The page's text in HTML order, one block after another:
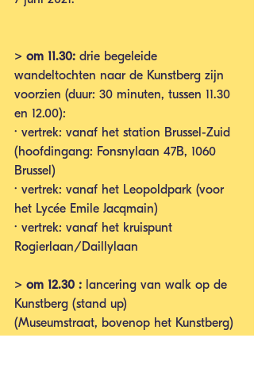
> om 11.30: drie begeleide
wandeltochten naar de Kunstberg zijn
voorzien (duur: 30 minuten, tussen 11.30
en 12.00):
· vertrek: vanaf het station Brussel-Zuid
(hoofdingang: Fonsnylaan 47B, 1060
Brussel)
· vertrek: vanaf het Leopoldpark (voor
het Lycée Emile Jacqmain)
· vertrek: vanaf het kruispunt
Rogierlaan/Daillylaan
> om 12.30 : lancering van walk op de
Kunstberg (stand up)
(Museumstraat, bovenop het Kunstberg)